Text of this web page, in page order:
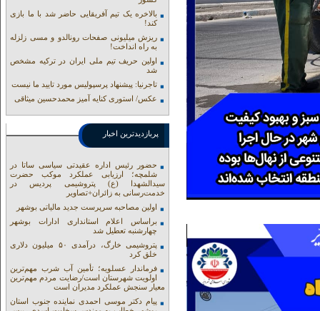
بالاخره یک تیم آفریقایی حاضر شد با ما بازی
کند!
ریزش میلیونی صفحات رونالدو و مسی زلزله
به راه انداخت!
اولین حریف تیم ملی ایران در ترکیه مشخص
شد
تاجرنیا: پیشنهاد پرسپولیس مورد تایید ما نیست
عکس/ استوری کنایه آمیز محمدحسین میثاقی
پربازدیدترین اخبار
حضور رئیس اداره عقیدتی سیاسی ساتا در
شلمچه؛ ارزیابی عملکرد موکب حضرت
سیدالشهدا (ع) پتروشیمی پردیس در
خدمت‌رسانی به زائران+تصاویر
اولین مصاحبه سرپرست جدید مالیاتی بوشهر
براساس اعلام استانداری ادارات بوشهر
چهارشنبه تعطیل شد
پتروشیمی خارگ، درآمدی ۵۰ میلیون دلاری
خلق کرد
فرماندار عسلویه؛ تأمین آب شرب مهم‌ترین
اولویت شهرستان است/رضایت مردم مهم‌ترین
معیار سنجش عملکرد مدیران است
پیام دکتر موسی احمدی نماینده جنوب استان